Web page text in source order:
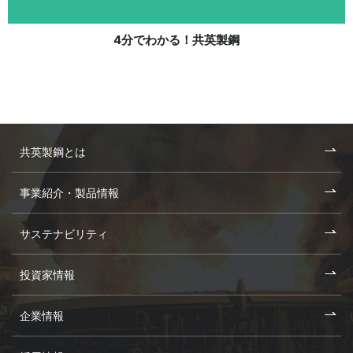
4分でわかる！共英製鋼
共英製鋼とは
事業紹介・製品情報
サステナビリティ
投資家情報
企業情報